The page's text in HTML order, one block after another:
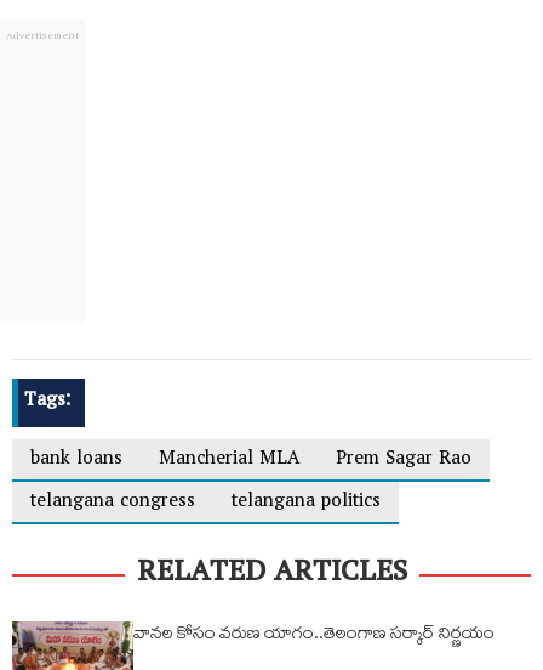
Tags:
bank loans
Mancherial MLA
Prem Sagar Rao
telangana congress
telangana politics
RELATED ARTICLES
వానల కోసం వరుణ యాగం..తెలంగాణ సర్కార్ నిర్ణయం